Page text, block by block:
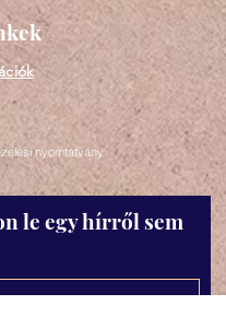
nyomtatvány
le egy hírről sem